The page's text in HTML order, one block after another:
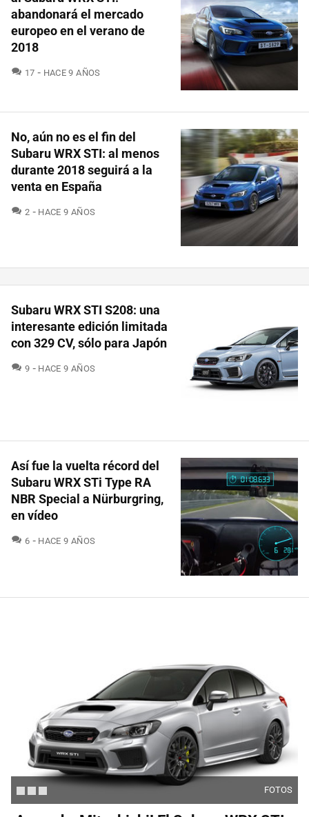
abandonará el mercado
europeo en el verano de
2018
17 COMENTARIOS
HACE 9 AÑOS
No, aún no es el fin del
Subaru WRX STI: al menos
durante 2018 seguirá a la
venta en España
2 COMENTARIOS
HACE 9 AÑOS
Subaru WRX STI S208: una
interesante edición limitada
con 329 CV, sólo para Japón
9 COMENTARIOS
HACE 9 AÑOS
Así fue la vuelta récord del
Subaru WRX STi Type RA
NBR Special a Nürburgring,
en vídeo
6 COMENTARIOS
HACE 9 AÑOS
FOTOS